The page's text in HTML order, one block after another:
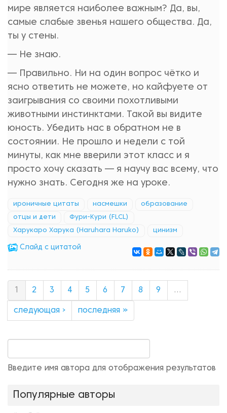
мире является наиболее важным? Да, вы,
самые слабые звенья нашего общества. Да,
ты у стены.
— Не знаю.
— Правильно. Ни на один вопрос чётко и
ясно ответить не можете, но кайфуете от
заигрывания со своими похотливыми
животными инстинктами. Такой вы видите
юность. Убедить нас в обратном не в
состоянии. Не прошло и недели с той
минуты, как мне вверили этот класс и я
просто хочу сказать — я научу вас всему, что
нужно знать. Сегодня же на уроке.
ироничные цитаты насмешки образование
отцы и дети Фури-Кури (FLCL)
Харукаро Харука (Haruhara Haruko) цинизм
Cлайд с цитатой
2 3 4 5 6 7 8 9 …
следующая › последняя »
Введите имя автора для отображения результатов
Популярные авторы